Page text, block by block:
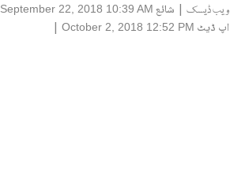
ویب ڈیسک | شائع September 22, 2018 10:39 AM
اپ ڈیٹ October 2, 2018 12:52 PM
|